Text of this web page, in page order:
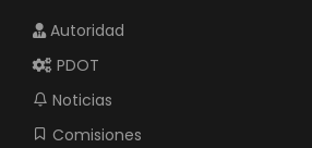
Autoridad
PDOT
Noticias
Comisiones